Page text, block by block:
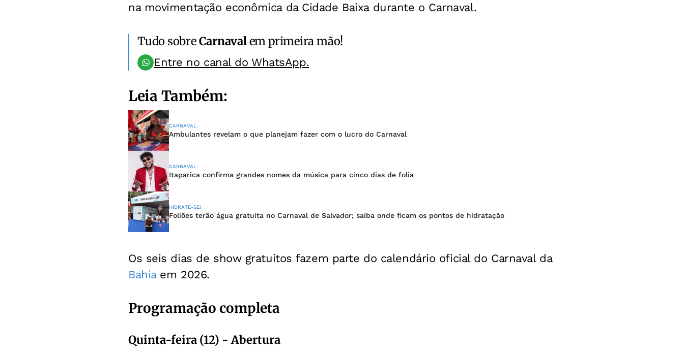
na movimentação econômica da Cidade Baixa durante o Carnaval.
Tudo sobreCarnavalem primeira mão!
Entre no canal do WhatsApp.
Leia Também:
CARNAVAL
Ambulantes revelam o que planejam fazer com o lucro do Carnaval
CARNAVAL
Itaparica confirma grandes nomes da música para cinco dias de folia
HIDRATE-SE!
Foliões terão água gratuita no Carnaval de Salvador; saiba onde ficam os pontos de hidratação
Os seis dias de show gratuitos fazem parte do calendário oficial do Carnaval da
Bahiaem 2026.
Programação completa
Quinta-feira (12) - Abertura